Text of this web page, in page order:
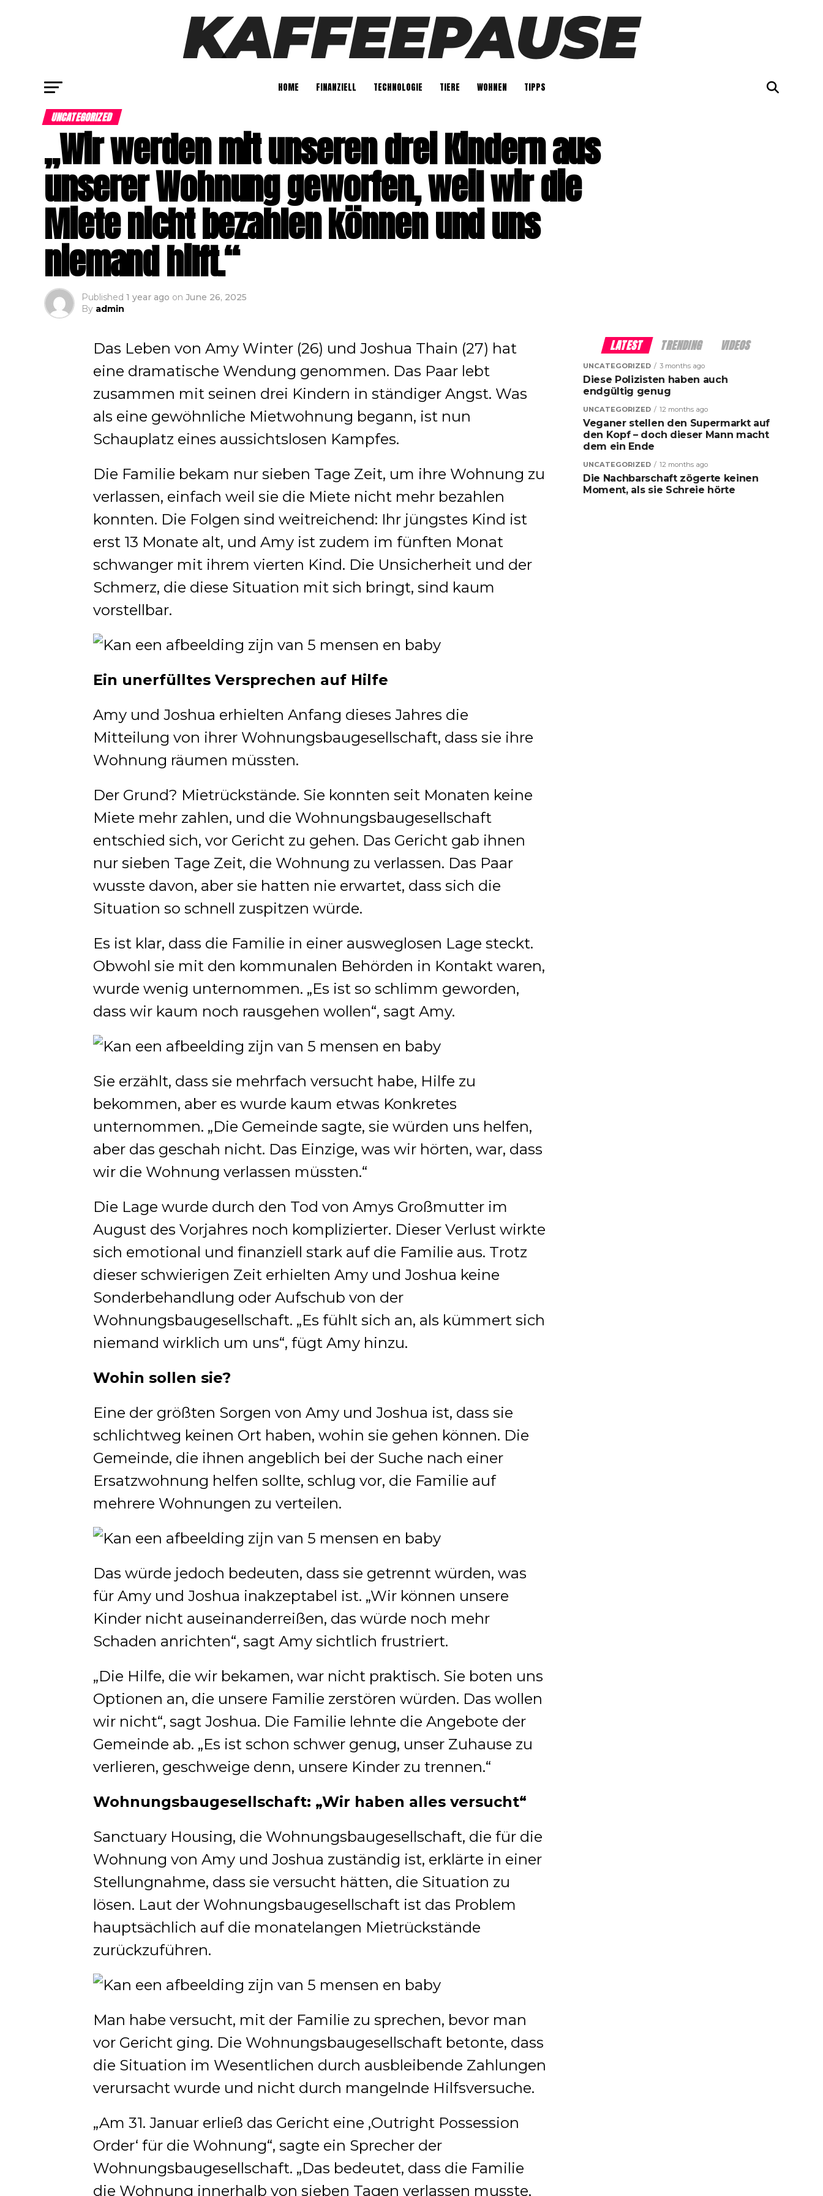
HOME FINANZIELL TECHNOLOGIE TIERE WOHNEN TIPPS
UNCATEGORIZED
„Wir werden mit unseren drei Kindern aus
unserer Wohnung geworfen, weil wir die
Miete nicht bezahlen können und uns
niemand hilft.“
Published 1 year ago on June 26, 2025
By admin
Das Leben von Amy Winter (26) und Joshua Thain (27) hat
eine dramatische Wendung genommen. Das Paar lebt
zusammen mit seinen drei Kindern in ständiger Angst. Was
als eine gewöhnliche Mietwohnung begann, ist nun
Schauplatz eines aussichtslosen Kampfes.
Die Familie bekam nur sieben Tage Zeit, um ihre Wohnung zu
verlassen, einfach weil sie die Miete nicht mehr bezahlen
konnten. Die Folgen sind weitreichend: Ihr jüngstes Kind ist
erst 13 Monate alt, und Amy ist zudem im fünften Monat
schwanger mit ihrem vierten Kind. Die Unsicherheit und der
Schmerz, die diese Situation mit sich bringt, sind kaum
vorstellbar.
Ein unerfülltes Versprechen auf Hilfe
Amy und Joshua erhielten Anfang dieses Jahres die
Mitteilung von ihrer Wohnungsbaugesellschaft, dass sie ihre
Wohnung räumen müssten.
Der Grund? Mietrückstände. Sie konnten seit Monaten keine
Miete mehr zahlen, und die Wohnungsbaugesellschaft
entschied sich, vor Gericht zu gehen. Das Gericht gab ihnen
nur sieben Tage Zeit, die Wohnung zu verlassen. Das Paar
wusste davon, aber sie hatten nie erwartet, dass sich die
Situation so schnell zuspitzen würde.
Es ist klar, dass die Familie in einer ausweglosen Lage steckt.
Obwohl sie mit den kommunalen Behörden in Kontakt waren,
wurde wenig unternommen. „Es ist so schlimm geworden,
dass wir kaum noch rausgehen wollen“, sagt Amy.
Sie erzählt, dass sie mehrfach versucht habe, Hilfe zu
bekommen, aber es wurde kaum etwas Konkretes
unternommen. „Die Gemeinde sagte, sie würden uns helfen,
aber das geschah nicht. Das Einzige, was wir hörten, war, dass
wir die Wohnung verlassen müssten.“
Die Lage wurde durch den Tod von Amys Großmutter im
August des Vorjahres noch komplizierter. Dieser Verlust wirkte
sich emotional und finanziell stark auf die Familie aus. Trotz
dieser schwierigen Zeit erhielten Amy und Joshua keine
Sonderbehandlung oder Aufschub von der
Wohnungsbaugesellschaft. „Es fühlt sich an, als kümmert sich
niemand wirklich um uns“, fügt Amy hinzu.
Wohin sollen sie?
Eine der größten Sorgen von Amy und Joshua ist, dass sie
schlichtweg keinen Ort haben, wohin sie gehen können. Die
Gemeinde, die ihnen angeblich bei der Suche nach einer
Ersatzwohnung helfen sollte, schlug vor, die Familie auf
mehrere Wohnungen zu verteilen.
Das würde jedoch bedeuten, dass sie getrennt würden, was
für Amy und Joshua inakzeptabel ist. „Wir können unsere
Kinder nicht auseinanderreißen, das würde noch mehr
Schaden anrichten“, sagt Amy sichtlich frustriert.
„Die Hilfe, die wir bekamen, war nicht praktisch. Sie boten uns
Optionen an, die unsere Familie zerstören würden. Das wollen
wir nicht“, sagt Joshua. Die Familie lehnte die Angebote der
Gemeinde ab. „Es ist schon schwer genug, unser Zuhause zu
verlieren, geschweige denn, unsere Kinder zu trennen.“
Wohnungsbaugesellschaft: „Wir haben alles versucht“
Sanctuary Housing, die Wohnungsbaugesellschaft, die für die
Wohnung von Amy und Joshua zuständig ist, erklärte in einer
Stellungnahme, dass sie versucht hätten, die Situation zu
lösen. Laut der Wohnungsbaugesellschaft ist das Problem
hauptsächlich auf die monatelangen Mietrückstände
zurückzuführen.
Man habe versucht, mit der Familie zu sprechen, bevor man
vor Gericht ging. Die Wohnungsbaugesellschaft betonte, dass
die Situation im Wesentlichen durch ausbleibende Zahlungen
verursacht wurde und nicht durch mangelnde Hilfsversuche.
„Am 31. Januar erließ das Gericht eine ‚Outright Possession
Order‘ für die Wohnung“, sagte ein Sprecher der
Wohnungsbaugesellschaft. „Das bedeutet, dass die Familie
die Wohnung innerhalb von sieben Tagen verlassen musste,
LATEST TRENDING VIDEOS
UNCATEGORIZED 3 months ago
Diese Polizisten haben auch
endgültig genug
UNCATEGORIZED 12 months ago
Veganer stellen den Supermarkt auf
den Kopf – doch dieser Mann macht
dem ein Ende
UNCATEGORIZED 12 months ago
Die Nachbarschaft zögerte keinen
Moment, als sie Schreie hörte